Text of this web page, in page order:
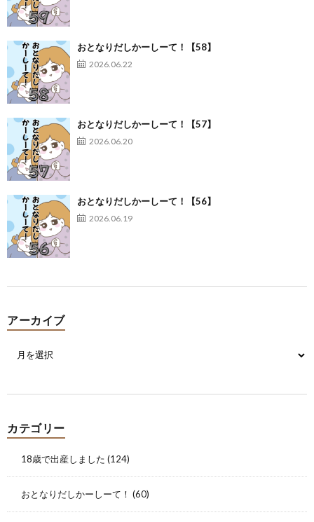
おとなりだしかーしーて！【58】
2026.06.22
おとなりだしかーしーて！【57】
2026.06.20
おとなりだしかーしーて！【56】
2026.06.19
アーカイブ
カテゴリー
18歳で出産しました (124)
おとなりだしかーしーて！ (60)